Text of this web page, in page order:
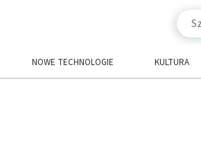
NOWE TECHNOLOGIE KULTURA